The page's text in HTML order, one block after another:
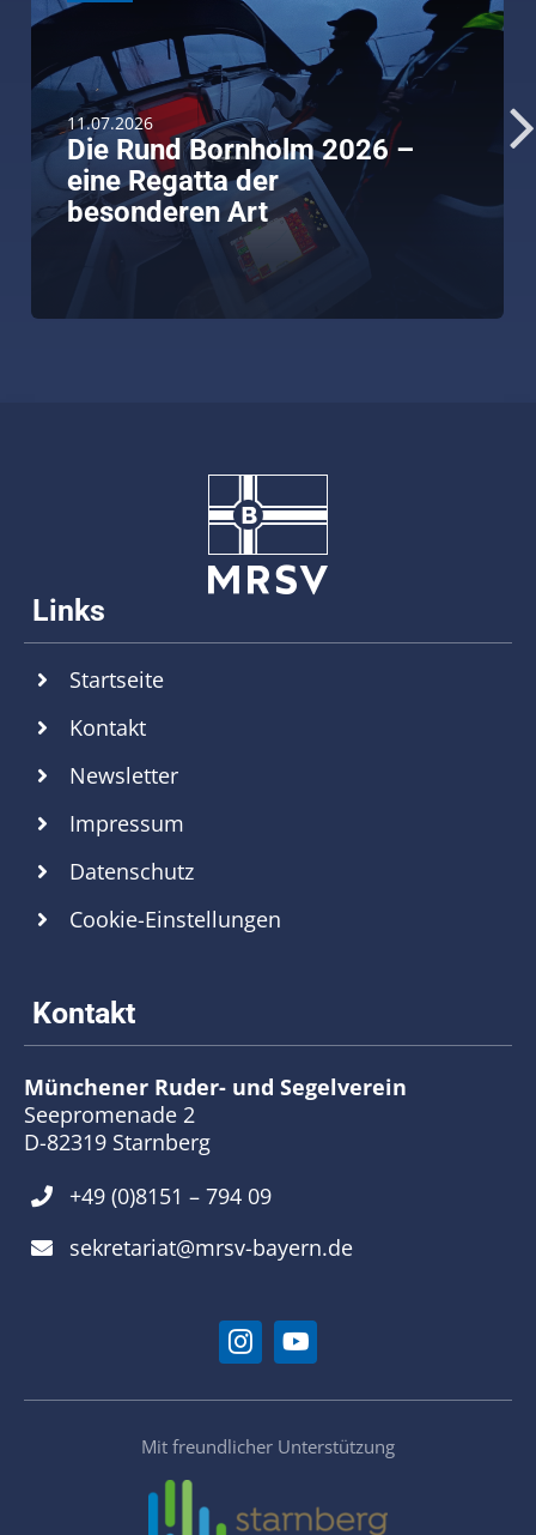
11.07.2026
Die Rund Bornholm 2026 –
eine Regatta der
besonderen Art
Münchener Ruder- und Segelverein
Seepromenade 2
D-82319 Starnberg
+49 (0)8151 – 794 09
sekretariat@mrsv-bayern.de
Startseite
Kontakt
Newsletter
Impressum
Datenschutz
Cookie-Einstellungen
Mit freundlicher Unterstützung